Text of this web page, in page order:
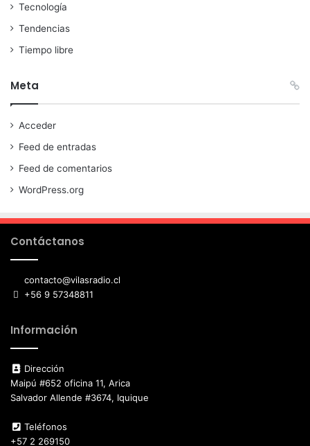
Tecnología
Tendencias
Tiempo libre
Meta
Acceder
Feed de entradas
Feed de comentarios
WordPress.org
Contáctanos
contacto@vilasradio.cl
+56 9 57348811
Información
Dirección
Maipú #652 oficina 11, Arica
Salvador Allende #3674, Iquique
Teléfonos
+57 2 269150